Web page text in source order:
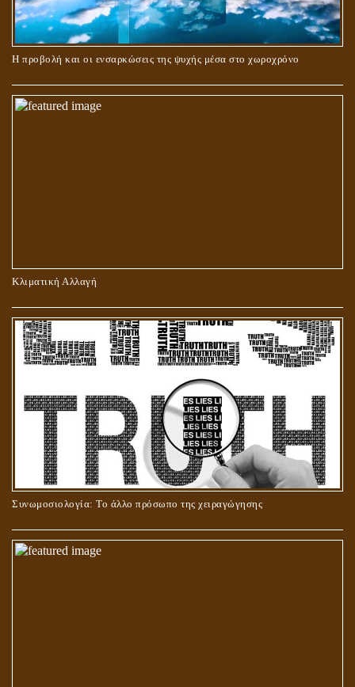
Η προβολή και οι ενσαρκώσεις της ψυχής μέσα στο χωροχρόνο
Κλιματική Αλλαγή
Συνωμοσιολογία: Το άλλο πρόσωπο της χειραγώγησης
ΠΕΡΙ ΓΑΜΟΥ ΚΑΙ ΔΙΑΖΥΓΙΟΥ
ΠΕΡΙ ΠΡΟΣΕΥΧΗΣ, ΝΗΣΤΕΙΑΣ ΚΑΙ ΕΛΕΗΜΟΣΥΝΗΣ
ΣΤΑΥΡΩΣΗ ΤΟΥ ΧΡΙΣΤΟΥ: ΜΥΘΟΣ Ή ΠΡΑΓΜΑΤΙΚΟΤΗΤΑ;